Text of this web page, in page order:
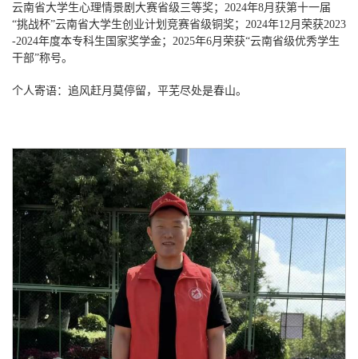
云南省大学生心理情景剧大赛省级三等奖；2024年8月获第十一届
“挑战杯”云南省大学生创业计划竞赛省级铜奖；2024年12月荣获2023
-2024年度本专科生国家奖学金；2025年6月荣获“云南省级优秀学生
干部”称号。
个人寄语：追风赶月莫停留，平芜尽处是春山。